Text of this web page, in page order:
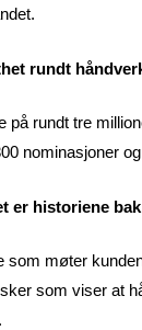
rundt
på rundt tre
nominasjoner
er historiene
som møter
som viser at